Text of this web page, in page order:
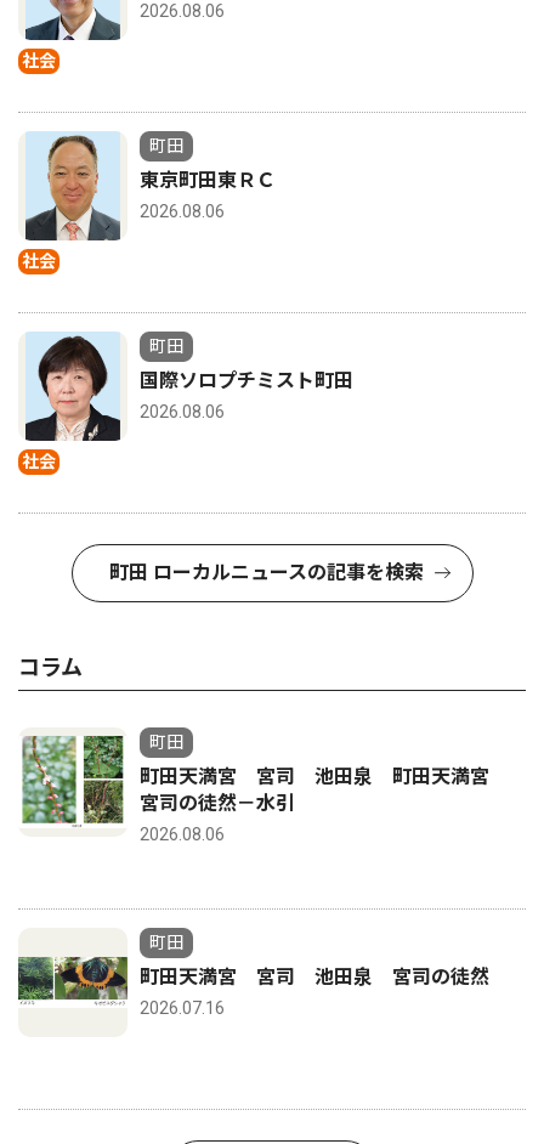
社会
2026.08.06
社会
町田
東京町田東ＲＣ
2026.08.06
社会
町田
国際ソロプチミスト町田
2026.08.06
町田 ローカルニュースの記事を検索
コラム
町田
町田天満宮 宮司 池田泉 町田天満宮
宮司の徒然－水引
2026.08.06
町田
町田天満宮 宮司 池田泉 宮司の徒然
2026.07.16